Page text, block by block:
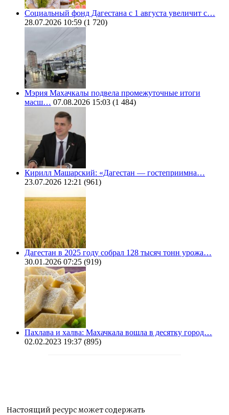
Социальный фонд Дагестана с 1 августа увеличит с…
28.07.2026 10:59 (1 720)
Мэрия Махачкалы подвела промежуточные итоги
масш… 07.08.2026 15:03 (1 484)
Кирилл Машарский: «Дагестан — гостеприимна…
23.07.2026 12:21 (961)
Дагестан в 2025 году собрал 128 тысяч тонн урожа…
30.01.2026 07:25 (919)
Пахлава и халва: Махачкала вошла в десятку город…
02.02.2023 19:37 (895)
Настоящий ресурс может содержать